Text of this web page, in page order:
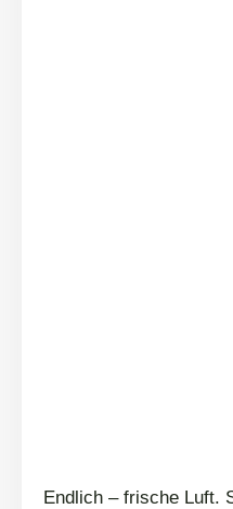
Endlich – frische Luft.